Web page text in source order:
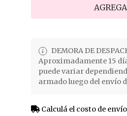
DEMORA DE
Aproximadamente 15
puede variar
armado luego del envío
Calculá el costo de envío